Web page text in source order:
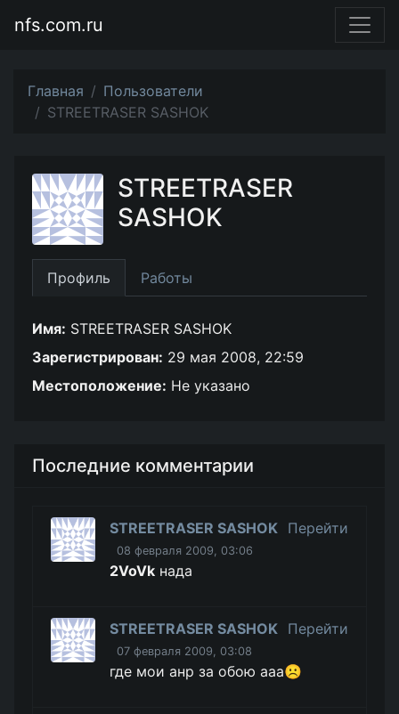
nfs.com.ru
Главная
Пользователи
STREETRASER SASHOK
STREETRASER
SASHOK
Профиль Работы
Имя: STREETRASER SASHOK
Зарегистрирован: 29 мая 2008, 22:59
Местоположение: Не указано
Последние комментарии
STREETRASER SASHOK
08 февраля 2009, 03:06
Перейти
2VoVk нада
STREETRASER SASHOK
07 февраля 2009, 03:08
Перейти
где мои анр за обою ааа☹️